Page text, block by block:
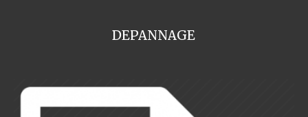
DEPANNAGE